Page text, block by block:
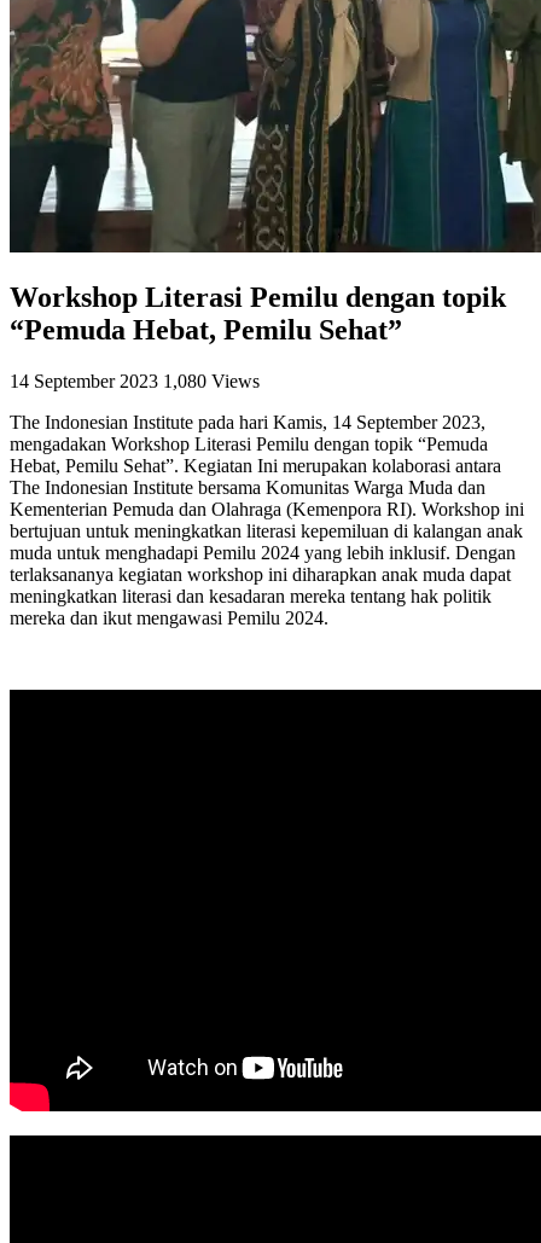
Workshop Literasi Pemilu dengan topik
“Pemuda Hebat, Pemilu Sehat”
14 September 2023 1,080 Views
The Indonesian Institute pada hari Kamis, 14 September 2023,
mengadakan Workshop Literasi Pemilu dengan topik “Pemuda
Hebat, Pemilu Sehat”. Kegiatan Ini merupakan kolaborasi antara
The Indonesian Institute bersama Komunitas Warga Muda dan
Kementerian Pemuda dan Olahraga (Kemenpora RI). Workshop ini
bertujuan untuk meningkatkan literasi kepemiluan di kalangan anak
muda untuk menghadapi Pemilu 2024 yang lebih inklusif. Dengan
terlaksananya kegiatan workshop ini diharapkan anak muda dapat
meningkatkan literasi dan kesadaran mereka tentang hak politik
mereka dan ikut mengawasi Pemilu 2024.